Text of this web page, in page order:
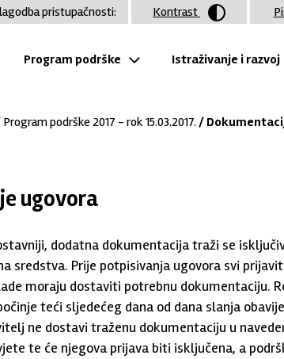
Program podrške Istraživanje i razvoj
Program podrške 2017 - rok 15.03.2017. /
ugovora
dodatna dokumentacija traži se
sredstva. Prije potpisivanja ugovora svi
moraju dostaviti potrebnu dokumentaciju.
teći sljedećeg dana od dana slanja
ne dostavi traženu dokumentaciju u
te će njegova prijava biti isključena, a
pristupačnosti: Kontrast